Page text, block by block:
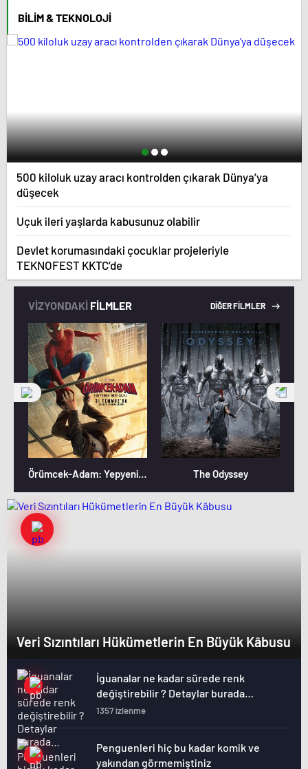
BILIM & TEKNOLOJI
500 kiloluk uzay aracı kontrolden çıkarak Dünya’ya
düşecek
Uçuk ileri yaşlarda kabusunuz olabilir
Devlet korumasındaki çocuklar projeleriyle
TEKNOFEST KKTC’de
VİZYONDAKİ FİLMLER DİĞER FİLMLER
Örümcek-Adam: Yepyeni Bir Gün The Odyssey
Veri Sızıntıları Hükümetlerin En Büyük Kâbusu
İguanalar ne kadar sürede renk
değiştirebilir ? Detaylar burada…
1357 izlenme
Penguenleri hiç bu kadar komik ve
yakından görmemiştiniz